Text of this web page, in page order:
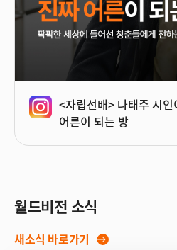
<자립선배> 나태주 시
어른이 되는 방
월드비전 소식
새소식 바로가기